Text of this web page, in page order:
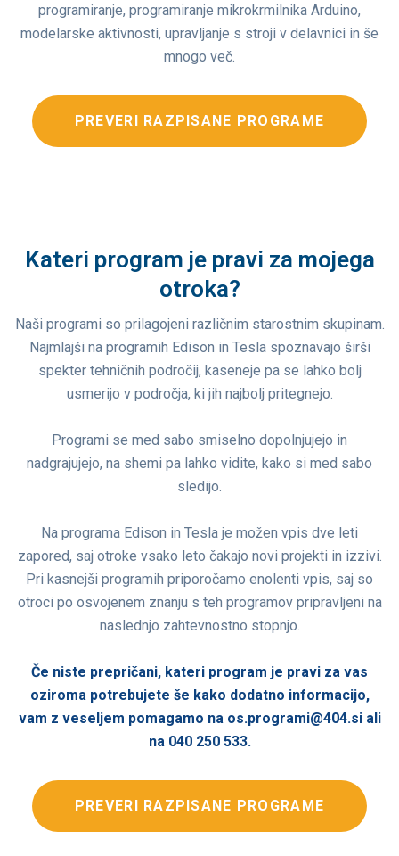
programiranje, programiranje mikrokrmilnika Arduino,
modelarske aktivnosti, upravljanje s stroji v delavnici in še
mnogo več.
PREVERI RAZPISANE PROGRAME
Kateri program je pravi za mojega
otroka?
Naši programi so prilagojeni različnim starostnim skupinam.
Najmlajši na programih Edison in Tesla spoznavajo širši
spekter tehničnih področij, kaseneje pa se lahko bolj
usmerijo v področja, ki jih najbolj pritegnejo.
Programi se med sabo smiselno dopolnjujejo in
nadgrajujejo, na shemi pa lahko vidite, kako si med sabo
sledijo.
Na programa Edison in Tesla je možen vpis dve leti
zapored, saj otroke vsako leto čakajo novi projekti in izzivi.
Pri kasnejši programih priporočamo enolenti vpis, saj so
otroci po osvojenem znanju s teh programov pripravljeni na
naslednjo zahtevnostno stopnjo.
Če niste prepričani, kateri program je pravi za vas
oziroma potrebujete še kako dodatno informacijo,
vam z veseljem pomagamo na os.programi@404.si ali
na 040 250 533.
PREVERI RAZPISANE PROGRAME